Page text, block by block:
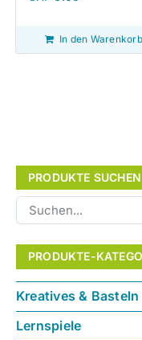
In den Warenkorb
PRODUKTE SUCHEN
PRODUKTE-
Kreatives & Basteln
Lernspiele